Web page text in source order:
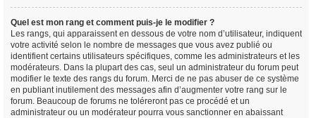
Quel est mon rang et comment puis-je le modifier ?
Les rangs, qui apparaissent en dessous de votre nom d’utilisateur, indiquent
votre activité selon le nombre de messages que vous avez publié ou
identifient certains utilisateurs spécifiques, comme les administrateurs et les
modérateurs. Dans la plupart des cas, seul un administrateur du forum peut
modifier le texte des rangs du forum. Merci de ne pas abuser de ce système
en publiant inutilement des messages afin d’augmenter votre rang sur le
forum. Beaucoup de forums ne toléreront pas ce procédé et un
administrateur ou un modérateur pourra vous sanctionner en abaissant